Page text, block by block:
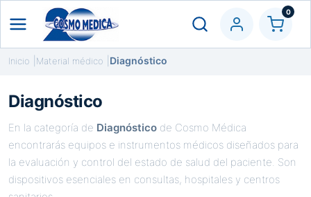
0
Inicio Material médico Diagnóstico
Diagnóstico
En la categoría de Diagnóstico de Cosmo Médica
encontrarás equipos e instrumentos médicos diseñados para
la evaluación y control del estado de salud del paciente. Son
dispositivos esenciales en consultas, hospitales y centros